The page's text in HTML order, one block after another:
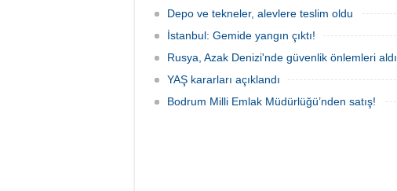
Depo ve tekneler, alevlere teslim oldu
İstanbul: Gemide yangın çıktı!
Rusya, Azak Denizi'nde güvenlik önlemleri aldı
YAŞ kararları açıklandı
Bodrum Milli Emlak Müdürlüğü’nden satış!